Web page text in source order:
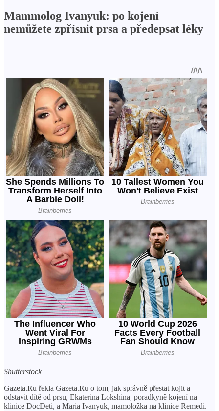
Mammolog Ivanyuk: po kojení
nemůžete zpřísnit prsa a předepsat léky
Shutterstock
Gazeta.Ru řekla Gazeta.Ru o tom, jak správně přestat kojit a
odstavit dítě od prsu, Ekaterina Lokshina, poradkyně kojení na
klinice DocDeti, a Maria Ivanyuk, mamoložka na klinice Remedi.